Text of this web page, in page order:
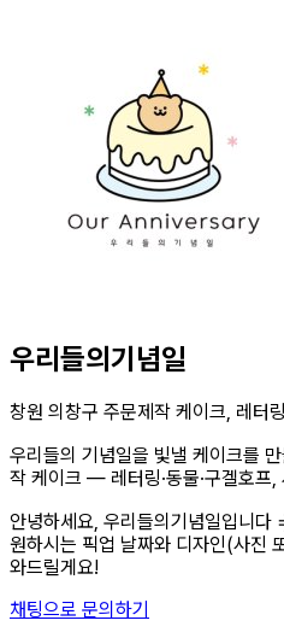
우리들의기념일
창원 의창구 주문제작 케이크, 레터
우리들의 기념일을 빛낼 케이크를
작 케이크 — 레터링·동물·구겔호프,
안녕하세요, 우리들의기념일입니
원하시는 픽업 날짜와 디자인(사진
와드릴게요!
채팅으로 문의하기